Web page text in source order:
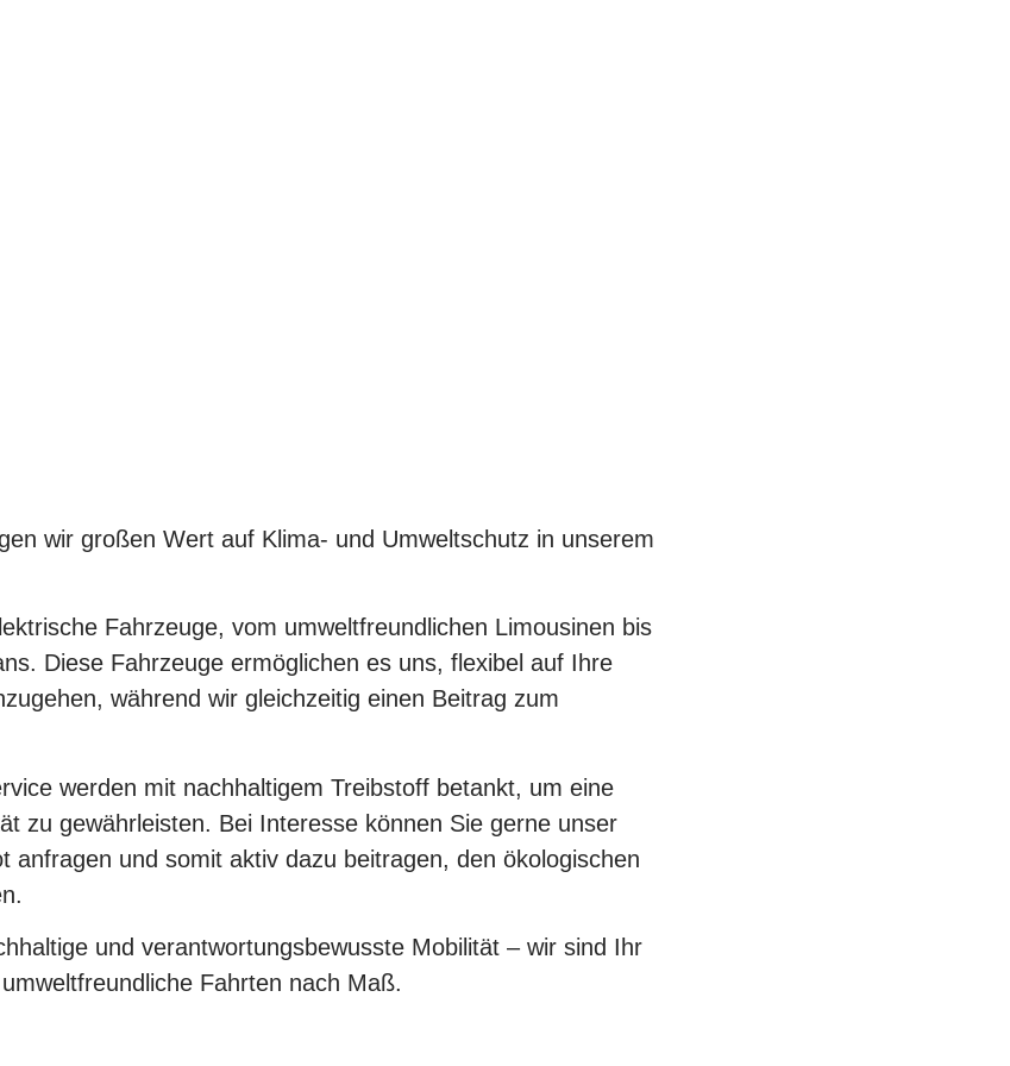
wir großen Wert auf Klima- und Umweltschutz in unserem
Fahrzeuge, vom umweltfreundlichen Limousinen bis
Diese Fahrzeuge ermöglichen es uns, flexibel auf Ihre
während wir gleichzeitig einen Beitrag zum
werden mit nachhaltigem Treibstoff betankt, um eine
zu gewährleisten. Bei Interesse können Sie gerne unser
anfragen und somit aktiv dazu beitragen, den ökologischen
und verantwortungsbewusste Mobilität – wir sind Ihr
Fahrten nach Maß.